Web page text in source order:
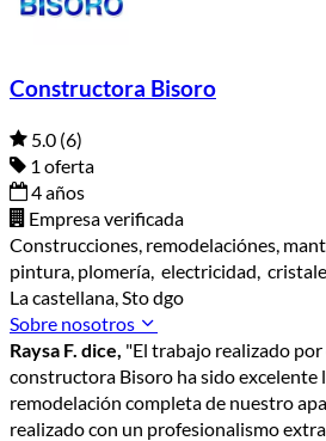
Constructora Bisoro
5.0 (6)
1 oferta
4 años
Empresa verificada
Construcciones, remodelaciónes,
pintura, plomería, electricidad,
La castellana, Sto dgo
Sobre nosotros
Raysa F. dice, "El trabajo realizado
constructora Bisoro ha sido excelente
remodelación completa de nuestro
realizado con un profesionalismo